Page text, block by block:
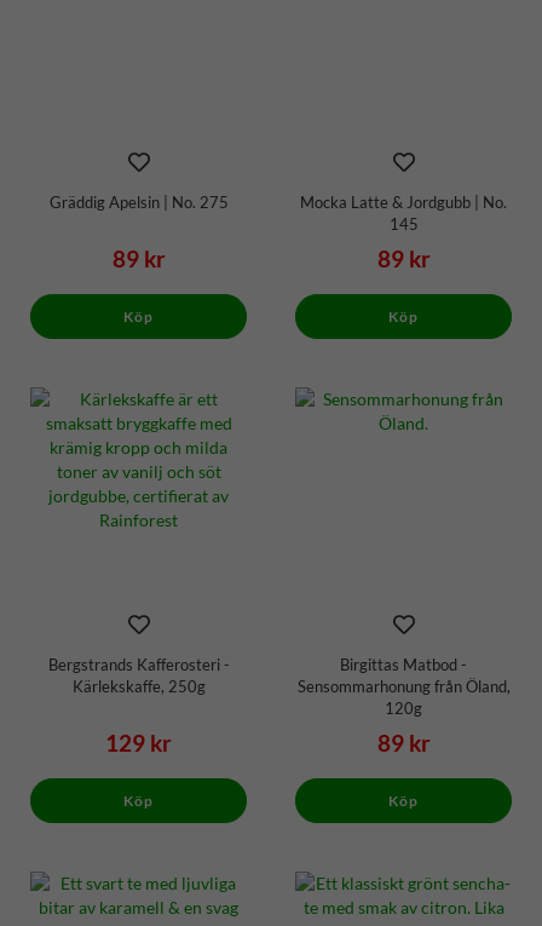
Gräddig Apelsin | No. 275
89 kr
Köp
Mocka Latte & Jordgubb | No.
145
89 kr
Köp
Bergstrands Kafferosteri -
Kärlekskaffe, 250g
129 kr
Köp
Birgittas Matbod -
Sensommarhonung från Öland,
120g
89 kr
Köp